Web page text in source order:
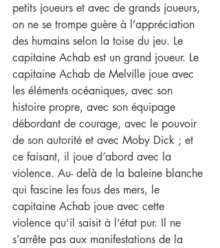
petits joueurs et avec de grands joueurs,
on ne se trompe guère à l’appréciation
des humains selon la toise du jeu. Le
capitaine Achab est un grand joueur. Le
capitaine Achab de Melville joue avec
les éléments océaniques, avec son
histoire propre, avec son équipage
débordant de courage, avec le pouvoir
de son autorité et avec Moby Dick ; et
ce faisant, il joue d’abord avec la
violence. Au- delà de la baleine blanche
qui fascine les fous des mers, le
capitaine Achab joue avec cette
violence qu’il saisit à l’état pur. Il ne
s’arrête pas aux manifestations de la